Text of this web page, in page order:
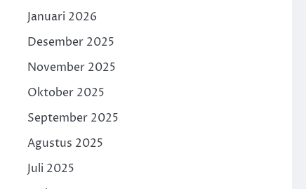
Januari 2026
Desember 2025
November 2025
Oktober 2025
September 2025
Agustus 2025
Juli 2025